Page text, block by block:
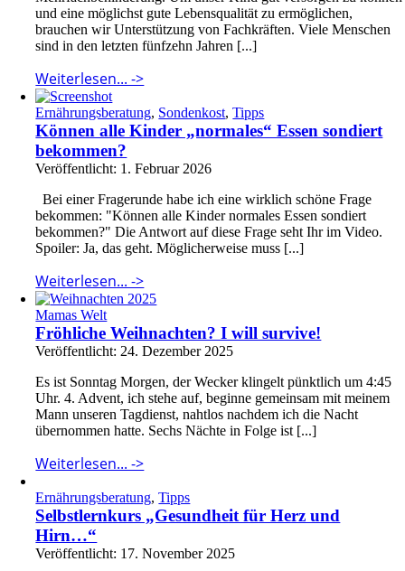
und eine möglichst gute Lebensqualität zu ermöglichen,
brauchen wir Unterstützung von Fachkräften. Viele Menschen
sind in den letzten fünfzehn Jahren [...]
Weiterlesen... ->
Ernährungsberatung, Sondenkost,Tipps
Können alle Kinder „normales“ Essen sondiert
bekommen?
Veröffentlicht: 1. Februar 2026
Bei einer Fragerunde habe ich eine wirklich schöne Frage
bekommen: "Können alle Kinder normales Essen sondiert
bekommen?" Die Antwort auf diese Frage seht Ihr im Video.
Spoiler: Ja, das geht. Möglicherweise muss [...]
Weiterlesen... ->
Mamas Welt
Fröhliche Weihnachten? I will survive!
Veröffentlicht: 24. Dezember 2025
Es ist Sonntag Morgen, der Wecker klingelt pünktlich um 4:45
Uhr. 4. Advent, ich stehe auf, beginne gemeinsam mit meinem
Mann unseren Tagdienst, nahtlos nachdem ich die Nacht
übernommen hatte. Sechs Nächte in Folge ist [...]
Weiterlesen... ->
Ernährungsberatung,Tipps
Selbstlernkurs „Gesundheit für Herz und
Hirn…“
Veröffentlicht: 17. November 2025